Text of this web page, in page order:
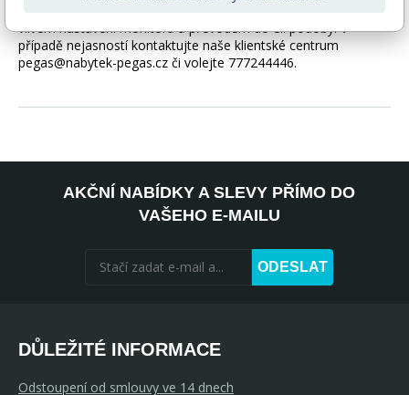
vlivem nastavení monitoru a převodem do el. podoby. V
případě nejasností kontaktujte naše klientské centrum
pegas@nabytek-pegas.cz či volejte 777244446.
AKČNÍ NABÍDKY A SLEVY PŘÍMO DO
VAŠEHO E-MAILU
ODESLAT
DŮLEŽITÉ INFORMACE
Odstoupení od smlouvy ve 14 dnech